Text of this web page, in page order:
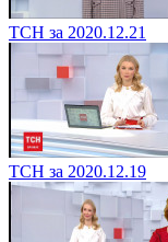
ТСН за 2020.12.21
ТСН за 2020.12.19